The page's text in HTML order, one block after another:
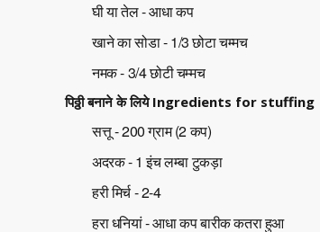
घी या तेल - आधा कप
खाने का सोडा - 1/3 छोटा चम्मच
नमक - 3/4 छोटी चम्मच
पिठ्ठी बनाने के लिये Ingredients for stuffing
सत्तू - 200 ग्राम (2 कप)
अदरक - 1 इंच लम्बा टुकड़ा
हरी मिर्च - 2-4
हरा धनियां - आधा कप बारीक कतरा हुआ